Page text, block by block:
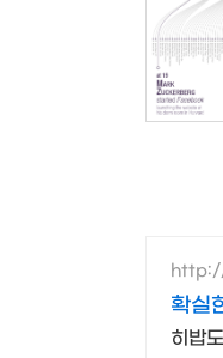
확실
히밥